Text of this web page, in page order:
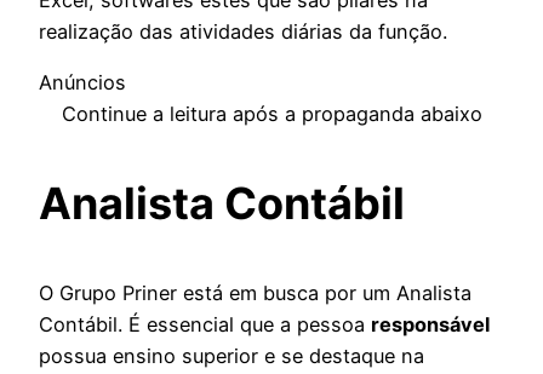
realização das atividades diárias da função.
Anúncios
Continue a leitura após a propaganda abaixo
Analista Contábil
O Grupo Priner está em busca por um Analista
Contábil. É essencial que a pessoa responsável
possua ensino superior e se destaque na